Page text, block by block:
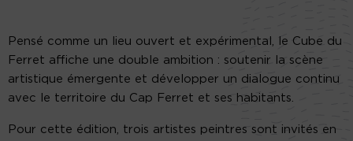
Pensé comme un lieu ouvert et expérimental, le Cube du
Ferret affiche une double ambition : soutenir la scène
artistique émergente et développer un dialogue continu
avec le territoire du Cap Ferret et ses habitants.
Pour cette édition, trois artistes peintres sont invités en